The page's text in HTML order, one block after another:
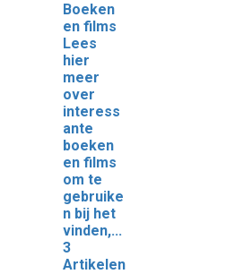
Boeken
en films
Lees
hier
meer
over
interess
ante
boeken
en films
om te
gebruike
n bij het
vinden,...
3
Artikelen